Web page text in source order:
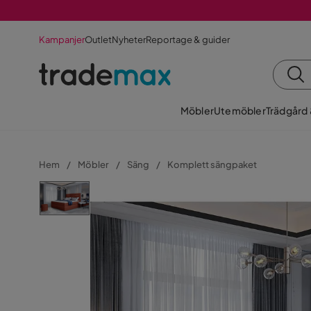
KampanjerOutletNyheterReportage & guider
MöblerUtemöblerTrädgård
Hem Möbler Säng Komplett sängpaket